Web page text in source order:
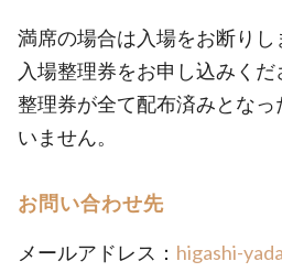
満席の場合は入場をお断り
入場整理券をお申し込みくだ
整理券が全て配布済みとな
いません。
お問い合わせ先
メールアドレス： higashi-